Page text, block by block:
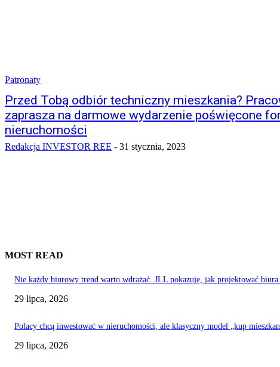
Patronaty
Przed Tobą odbiór techniczny mieszkania?
zaprasza na darmowe wydarzenie poświęcone
nieruchomości
Redakcja INVESTOR REE - 31 stycznia, 2023
MOST READ
Nie każdy biurowy trend warto wdrażać. JLL pokazuje, jak projektować biura
29 lipca, 2026
Polacy chcą inwestować w nieruchomości, ale klasyczny model „kup
29 lipca, 2026